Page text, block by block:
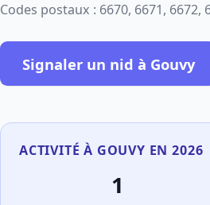
Codes postaux : 6670, 6671, 6672,
Signaler un nid à Gouvy
ACTIVITÉ À GOUVY EN 2026
1